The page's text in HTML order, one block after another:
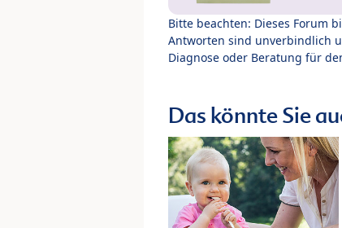
Bitte beachten: Dieses Forum
Antworten sind unverbindlich
Diagnose oder Beratung für
Das könnte Sie